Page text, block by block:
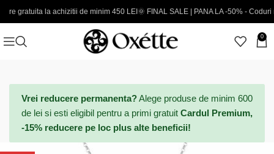
la achizitii de minim 450 LEI🌞 FINAL SALE | PANA LA -50% - Coduri noi
0
Vrei reducere permanenta?Alege produse de minim 600
de lei si esti eligibil pentru a primi gratuit Cardul Premium,
-15% reducere pe loc plus alte beneficii!